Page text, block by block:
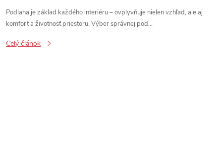
Podlaha je základ každého interiéru – ovplyvňuje nielen vzhľad, ale aj
komfort a životnosť priestoru. Výber správnej pod...
Celý článok